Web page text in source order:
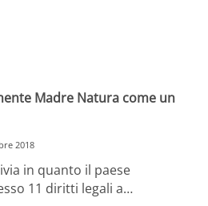
Madre Natura come un
2018
in quanto il paese
11 diritti legali a…